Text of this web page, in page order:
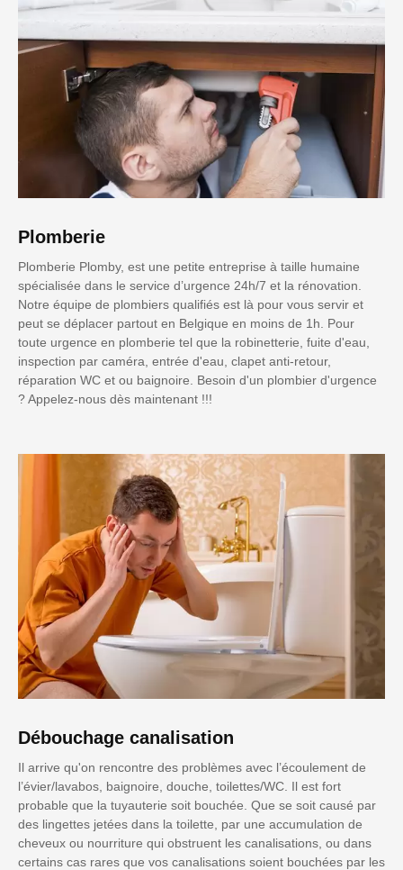
Plomberie
Plomberie Plomby, est une petite entreprise à taille humaine
spécialisée dans le service d’urgence 24h/7 et la rénovation.
Notre équipe de plombiers qualifiés est là pour vous servir et
peut se déplacer partout en Belgique en moins de 1h. Pour
toute urgence en plomberie tel que la robinetterie, fuite d'eau,
inspection par caméra, entrée d'eau, clapet anti-retour,
réparation WC et ou baignoire. Besoin d'un plombier d'urgence
? Appelez-nous dès maintenant !!!
Débouchage canalisation
Il arrive qu'on rencontre des problèmes avec l’écoulement de
l’évier/lavabos, baignoire, douche, toilettes/WC. Il est fort
probable que la tuyauterie soit bouchée. Que se soit causé par
des lingettes jetées dans la toilette, par une accumulation de
cheveux ou nourriture qui obstruent les canalisations, ou dans
certains cas rares que vos canalisations soient bouchées par les